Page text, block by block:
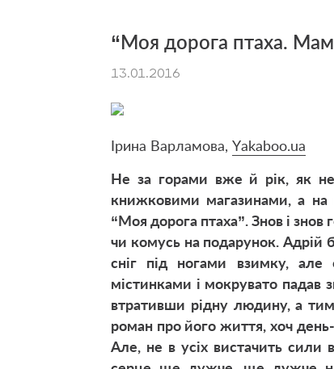
“Моя дорога птаха.
13.01.2016
Ірина Варламова, Yakaboo.ua
Не за горами вже й рік, як
книжковими магазинами, а на
“Моя дорога птаха”. Знов і знов
чи комусь на подарунок. Адрій
сніг під ногами взимку,
містинками і мокрувато падав
втративши рідну людину, а
роман про його життя, хоч
Але, не в усіх вистачить сили